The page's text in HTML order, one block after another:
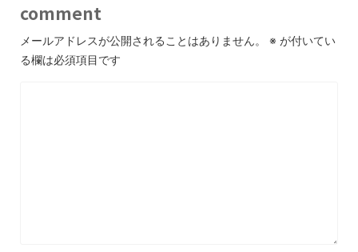
comment
メールアドレスが公開されることはありません。 ※ が付いてい
る欄は必須項目です